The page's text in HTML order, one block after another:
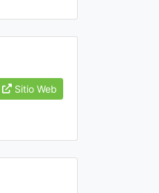
Sitio Web